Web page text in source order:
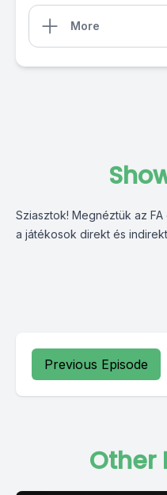
More
Sziasztok! Megnéztük az
a játékosok direkt és
Previous Episode
Other